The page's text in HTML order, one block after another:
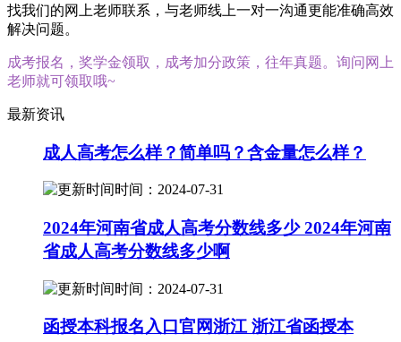
找我们的网上老师联系，与老师线上一对一沟通更能准确高效
解决问题。
成考报名，奖学金领取，成考加分政策，往年真题。询问网上
老师就可领取哦~
最新资讯
成人高考怎么样？简单吗？含金量怎么样？
时间：2024-07-31
2024年河南省成人高考分数线多少 2024年河南
省成人高考分数线多少啊
时间：2024-07-31
函授本科报名入口官网浙江 浙江省函授本